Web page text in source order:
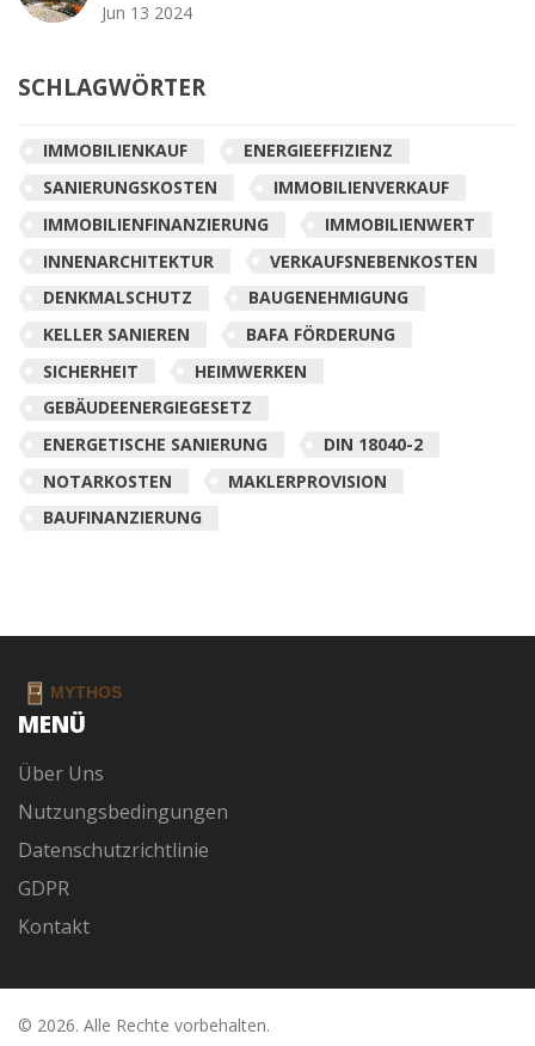
Jun 13 2024
SCHLAGWÖRTER
IMMOBILIENKAUF
ENERGIEEFFIZIENZ
SANIERUNGSKOSTEN
IMMOBILIENVERKAUF
IMMOBILIENFINANZIERUNG
IMMOBILIENWERT
INNENARCHITEKTUR
VERKAUFSNEBENKOSTEN
DENKMALSCHUTZ
BAUGENEHMIGUNG
KELLER SANIEREN
BAFA FÖRDERUNG
SICHERHEIT
HEIMWERKEN
GEBÄUDEENERGIEGESETZ
ENERGETISCHE SANIERUNG
DIN 18040-2
NOTARKOSTEN
MAKLERPROVISION
BAUFINANZIERUNG
MENÜ
Über Uns
Nutzungsbedingungen
Datenschutzrichtlinie
GDPR
Kontakt
© 2026. Alle Rechte vorbehalten.